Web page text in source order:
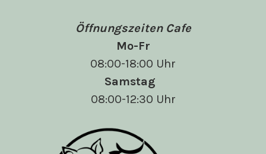
Öffnungszeiten Cafe
Mo-Fr
08:00-18:00 Uhr
Samstag
08:00-12:30 Uhr